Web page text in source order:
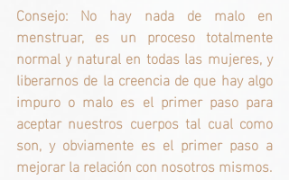
Consejo: No hay nada de malo en
menstruar, es un proceso totalmente
normal y natural en todas las mujeres, y
liberarnos de la creencia de que hay algo
impuro o malo es el primer paso para
aceptar nuestros cuerpos tal cual como
son, y obviamente es el primer paso a
mejorar la relación con nosotros mismos.